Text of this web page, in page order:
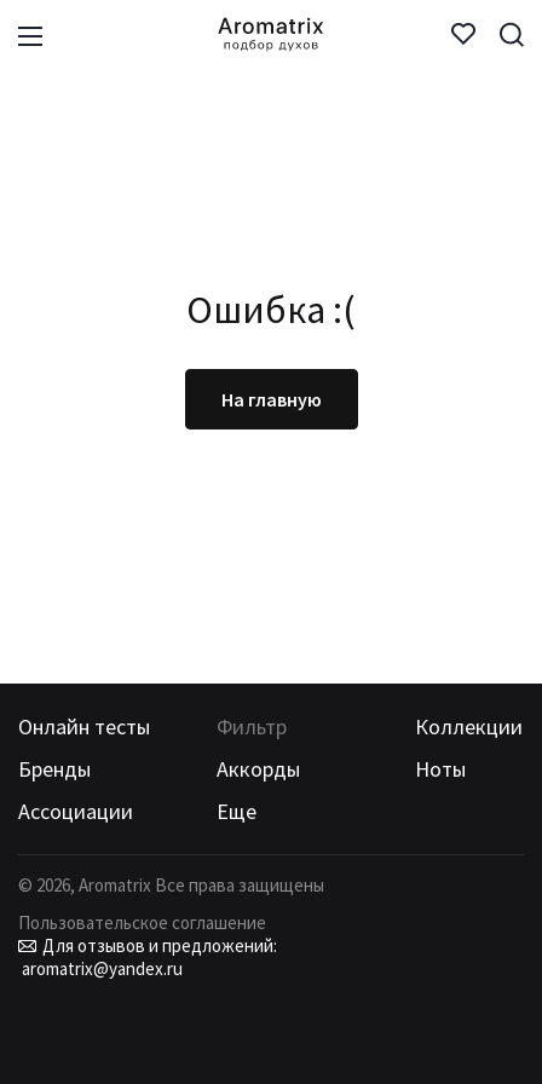
Ошибка :(
На главную
Онлайн тесты Фильтр
Коллекции
Бренды
Аккорды
Ноты
Ассоциации
Еще
© 2026, Aromatrix Все права защищены
Пользовательское соглашение
Для отзывов и предложений:
aromatrix@yandex.ru